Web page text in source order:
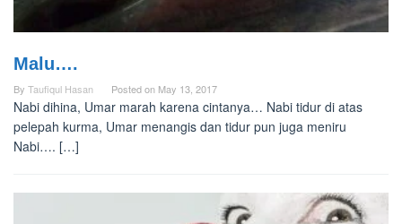
Malu….
By Taufiqul Hasan Posted on May 13, 2017
Nabi dihina, Umar marah karena cintanya… Nabi tidur di atas
pelepah kurma, Umar menangis dan tidur pun juga meniru
Nabi…. […]